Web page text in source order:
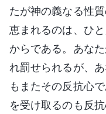
たが神の義なる性
恵まれるのは、ひ
からである。あな
れ罰せられるが、
もまたその反抗心
を受け取るのも反